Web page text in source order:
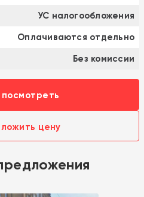
УС налогообложения
Оплачиваются отдельно
Без комиссии
посмотреть
цену